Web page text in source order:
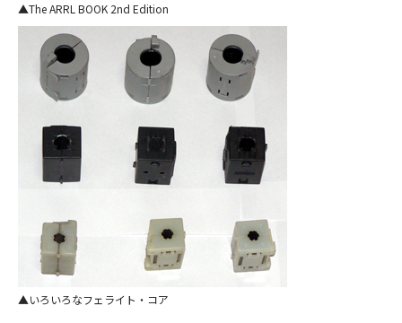
The ARRL BOOK 2nd Edition
いろいろなフェライト・コア